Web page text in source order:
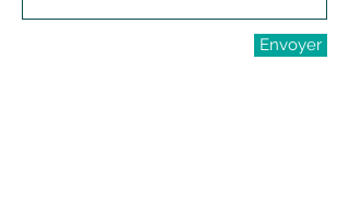
Envoyer